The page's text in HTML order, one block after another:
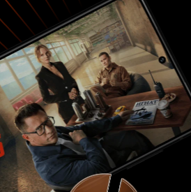
это нечто
снова в
исходящую от
остальных. Самое
Вергара одновременно
одной из
мультфильм,
продолжения.
мексиканского
учитывая концовку,
с хорошей